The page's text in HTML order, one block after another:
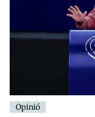
Opinió